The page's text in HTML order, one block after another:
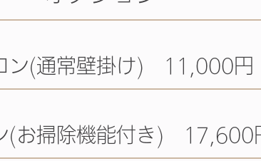
ン(通常壁掛け) 11,000円
(お掃除機能付き) 17,600